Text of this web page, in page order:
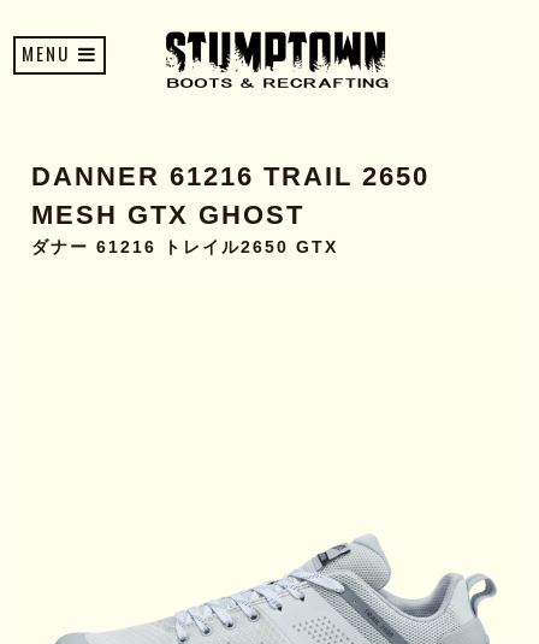
MENU
DANNER 61216 TRAIL 2650
MESH GTX GHOST
ダナー 61216 トレイル2650 GTX